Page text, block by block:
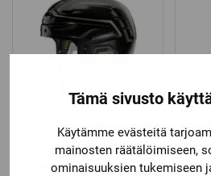
Tämä sivusto
Käytämme evästeitä
mainosten räätälöimiseen,
ominaisuuksien tukemiseen
Warrior
WARRIOR ALPHA ONE